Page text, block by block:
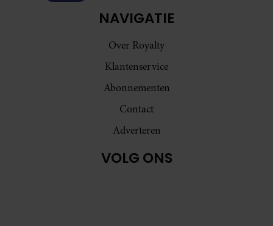
NAVIGATIE
Over Royalty
Klantenservice
Abonnementen
Contact
Adverteren
VOLG ONS